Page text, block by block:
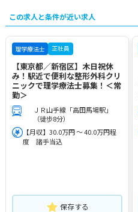
この求人と条件が近い求人
理学療法士 正社員
【東京都／新宿区】木日祝休
み！駅近で便利な整形外科クリ
ニックで理学療法士募集！＜常
勤＞
ＪＲ山手線「高田馬場駅」
（徒歩8分）
【月収】30.0万円 ～ 40.0万円程
度 諸手当込
保存する